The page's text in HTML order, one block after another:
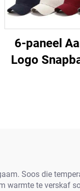
6-paneel
Logo
Soos die
warmte te verskaf